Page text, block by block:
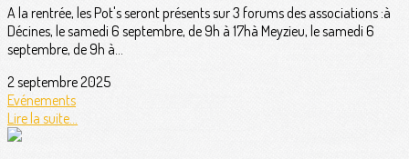
A la rentrée, les Pot's seront présents sur 3 forums des associations :à
Décines, le samedi 6 septembre, de 9h à 17hà Meyzieu, le samedi 6
septembre, de 9h à...
2 septembre 2025
Evénements
Lire la suite...